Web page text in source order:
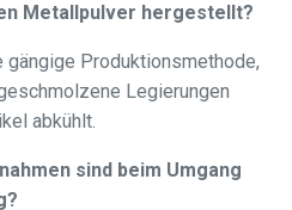
Metallpulver hergestellt?
gängige Produktionsmethode,
Legierungen
abkühlt.
sind beim Umgang